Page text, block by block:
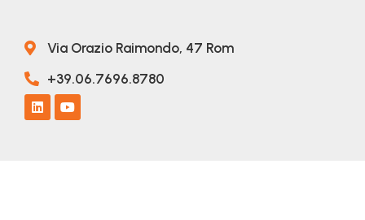
Via Orazio Raimondo, 47 Rom
+39.06.7696.8780